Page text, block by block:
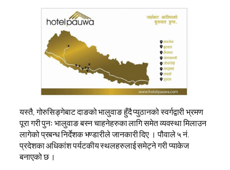
यस्तै, गोरुसिङ्गेबाट दाङको भालुवाङ हुँदै प्युठानको स्वर्गद्वारी भ्रमण
पूरा गरी पुनः भालुवाङ बस्न चाहनेहरुका लागि समेत व्यवस्था मिलाउन
लागेको प्रबन्ध निर्देशक भण्डारीले जानकारी दिए । पौवाले ५ नं.
प्रदेशका अधिकांश पर्यटकीय स्थलहरुलाई समेट्ने गरी प्याकेज
बनाएको छ ।